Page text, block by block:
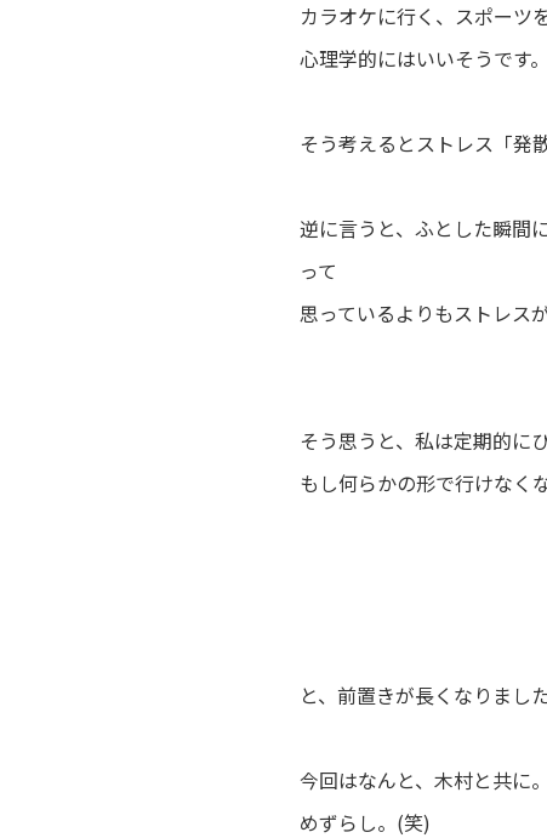
カラオケに行く、スポー
心理学的にはいいそうです。
そう考えるとストレス「発
逆に言うと、ふとした瞬間
って
思っているよりもストレス
そう思うと、私は定期的に
もし何らかの形で行けなく
と、前置きが長くなりまし
今回はなんと、木村と共に。
めずらし。(笑)